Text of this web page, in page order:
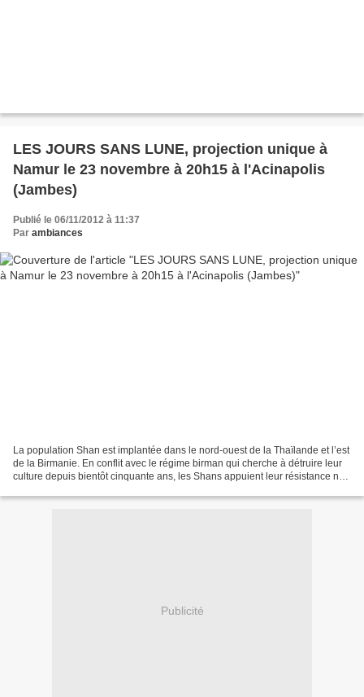
LES JOURS SANS LUNE, projection unique à
Namur le 23 novembre à 20h15 à l'Acinapolis
(Jambes)
Publié le 06/11/2012 à 11:37
Par ambiances
La population Shan est implantée dans le nord-ouest de la Thaïlande et l’est
de la Birmanie. En conflit avec le régime birman qui cherche à détruire leur
culture depuis bientôt cinquante ans, les Shans appuient leur résistance non
Publicité